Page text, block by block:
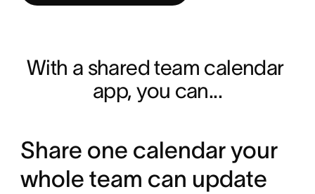
With a shared team calendar
app, you can...
Share one calendar your
whole team can update